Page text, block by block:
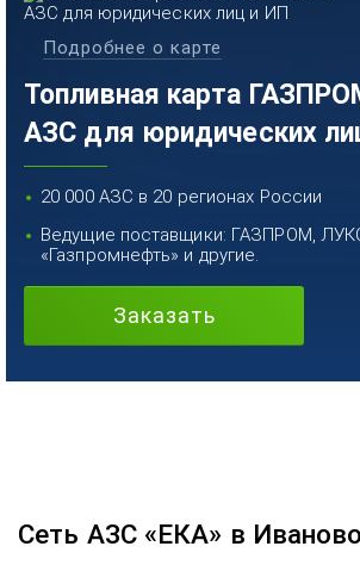
Топливная карта
АЗС для юридических
20 000 АЗС в 20 регионах России
Ведущие поставщики: ГАЗПРОМ,
«Газпромнефть» и другие.
Заказать
Подробнее о карте
Сеть АЗС «ЕКА» в Иваново